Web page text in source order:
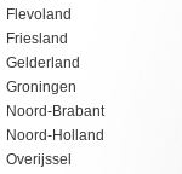
Flevoland
Friesland
Gelderland
Groningen
Noord-Brabant
Noord-Holland
Overijssel